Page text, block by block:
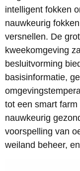
intelligent fokken
nauwkeurig
versnellen. De
kweekomgeving
besluitvorming
basisinformatie,
tot een smart
nauwkeurig
voorspelling van
weiland beheer,